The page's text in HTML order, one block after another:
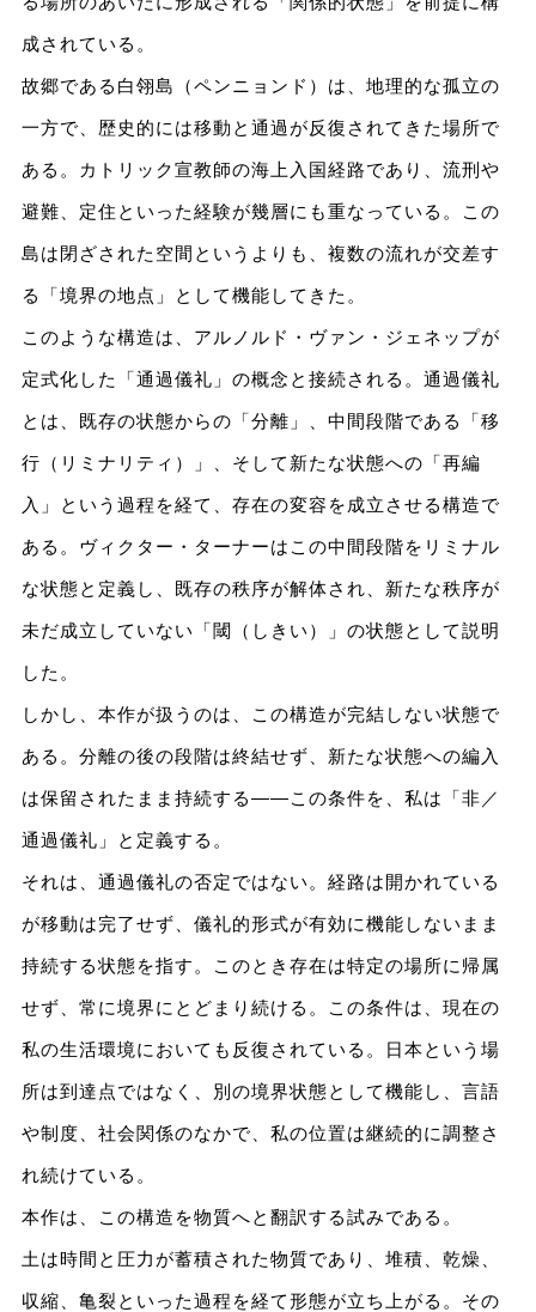
成されている。
故郷である白翎島（ペンニョンド）は、地理的な孤立の
一方で、歴史的には移動と通過が反復されてきた場所で
ある。カトリック宣教師の海上入国経路であり、流刑や
避難、定住といった経験が幾層にも重なっている。この
島は閉ざされた空間というよりも、複数の流れが交差す
る「境界の地点」として機能してきた。
このような構造は、アルノルド・ヴァン・ジェネップが
定式化した「通過儀礼」の概念と接続される。通過儀礼
とは、既存の状態からの「分離」、中間段階である「移
行（リミナリティ）」、そして新たな状態への「再編
入」という過程を経て、存在の変容を成立させる構造で
ある。ヴィクター・ターナーはこの中間段階をリミナル
な状態と定義し、既存の秩序が解体され、新たな秩序が
未だ成立していない「閾（しきい）」の状態として説明
した。
しかし、本作が扱うのは、この構造が完結しない状態で
ある。分離の後の段階は終結せず、新たな状態への編入
は保留されたまま持続する――この条件を、私は「非／
通過儀礼」と定義する。
それは、通過儀礼の否定ではない。経路は開かれている
が移動は完了せず、儀礼的形式が有効に機能しないまま
持続する状態を指す。このとき存在は特定の場所に帰属
せず、常に境界にとどまり続ける。この条件は、現在の
私の生活環境においても反復されている。日本という場
所は到達点ではなく、別の境界状態として機能し、言語
や制度、社会関係のなかで、私の位置は継続的に調整さ
れ続けている。
本作は、この構造を物質へと翻訳する試みである。
土は時間と圧力が蓄積された物質であり、堆積、乾燥、
収縮、亀裂といった過程を経て形態が立ち上がる。その